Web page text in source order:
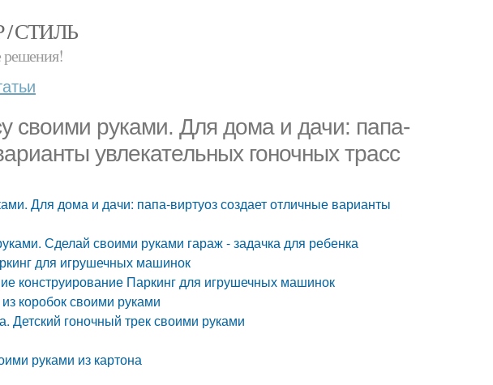
/ СТИЛЬ
решения!
своими руками. Для дома и дачи: папа-
увлекательных гоночных трасс
Для дома и дачи: папа-виртуоз создает отличные варианты
Сделай своими руками гараж - задачка для ребенка
для игрушечных машинок
конструирование Паркинг для игрушечных машинок
коробок своими руками
Детский гоночный трек своими руками
руками из картона